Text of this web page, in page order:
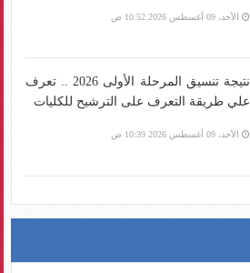
الأحد، 09 أغسطس 2026 10:52 ص
نتيجة تنسيق المرحلة الأولى 2026 .. تعرف
علي طريقة التعرف على الترشيح للكليات
الأحد، 09 أغسطس 2026 10:39 ص